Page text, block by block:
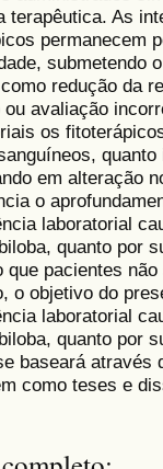
terapêutica. As
permanecem
submetendo
redução da
ou avaliação
os
em alteração
o
laboratorial
quanto por
que pacientes
o objetivo do
laboratorial
quanto por
baseará através
como teses e